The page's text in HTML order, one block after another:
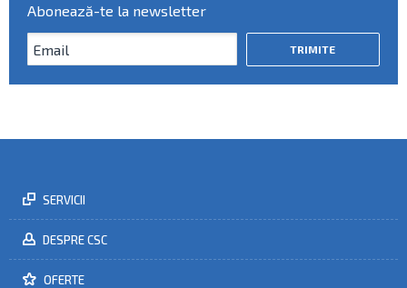
Abonează-te la newsletter
SERVICII
DESPRE CSC
OFERTE